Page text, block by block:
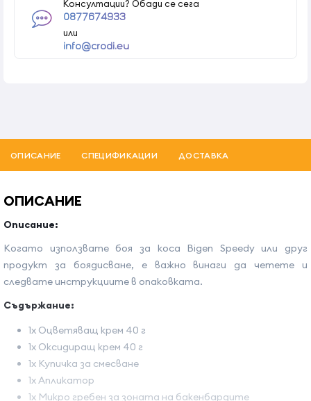
Консултации? Обади се сега
0877674933
или
info@crodi.eu
ОПИСАНИЕ СПЕЦИФИКАЦИИ ДОСТАВКА
ОПИСАНИЕ
Описание:
Когато използвате боя за коса Bigen Speedy или друг
продукт за боядисване, е важно винаги да четете и
следвате инструкциите в опаковката.
Съдържание:
1x Оцветяващ крем 40 г
1x Оксидиращ крем 40 г
1x Купичка за смесване
1x Апликатор
1x Микро гребен за зоната на бакенбардите